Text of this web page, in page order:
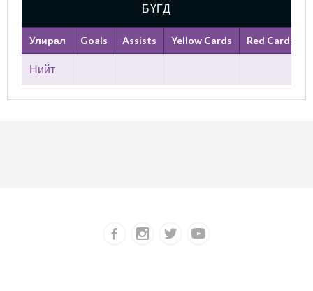
БҮГД
Улирал Goals Assists Yellow Cards Red Cards
Нийт